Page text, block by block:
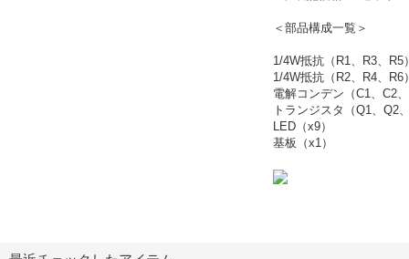
＜部品構成一覧＞
1/4W抵抗（R1、R3、
1/4W抵抗（R2、R4、
電解コンデン（C1、C2
トランジスタ（Q1、Q2
LED（x9）
基板（x1）